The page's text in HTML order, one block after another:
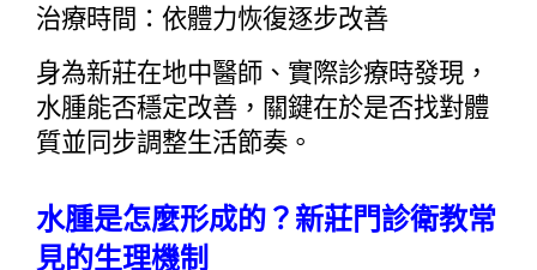
治療時間：依體力恢復逐步改善
身為新莊在地中醫師、實際診療時發現，
水腫能否穩定改善，關鍵在於是否找對體
質並同步調整生活節奏。
水腫是怎麼形成的？新莊門診衛教常
見的生理機制